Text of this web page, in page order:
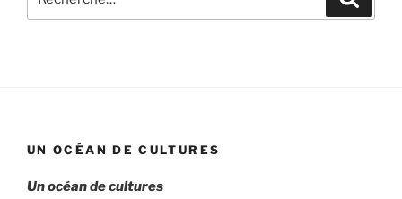
pour
UN OCÉAN DE CULTURES
Un océan de cultures